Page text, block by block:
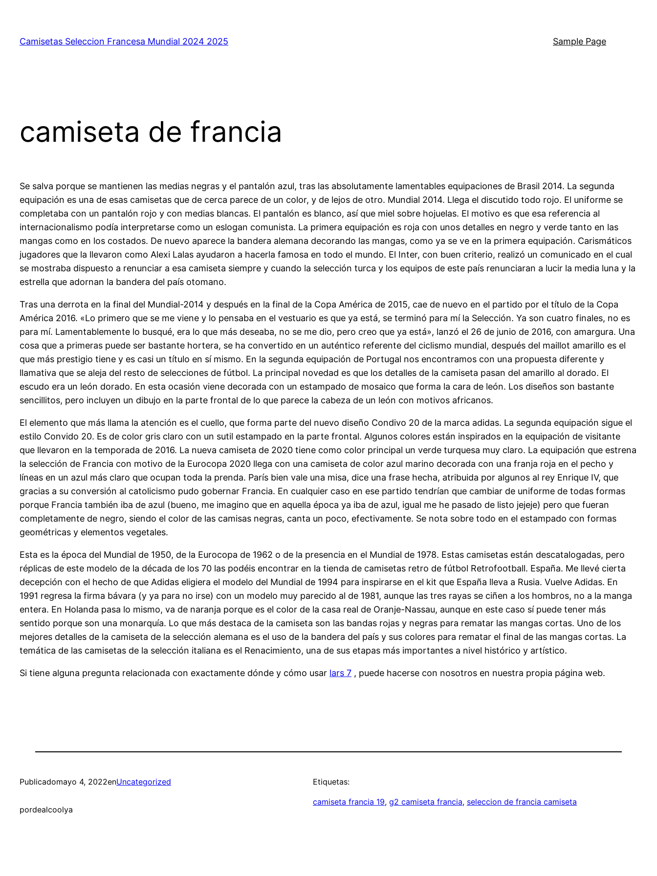
contenido
Camisetas Seleccion Francesa Mundial 2024 2025 Sample Page
camiseta de francia
Se salva porque se mantienen las medias negras y el pantalón azul, tras las absolutamente lamentables equipaciones de Brasil 2014. La segunda
equipación es una de esas camisetas que de cerca parece de un color, y de lejos de otro. Mundial 2014. Llega el discutido todo rojo. El uniforme se
completaba con un pantalón rojo y con medias blancas. El pantalón es blanco, así que miel sobre hojuelas. El motivo es que esa referencia al
internacionalismo podía interpretarse como un eslogan comunista. La primera equipación es roja con unos detalles en negro y verde tanto en las
mangas como en los costados. De nuevo aparece la bandera alemana decorando las mangas, como ya se ve en la primera equipación. Carismáticos
jugadores que la llevaron como Alexi Lalas ayudaron a hacerla famosa en todo el mundo. El Inter, con buen criterio, realizó un comunicado en el cual
se mostraba dispuesto a renunciar a esa camiseta siempre y cuando la selección turca y los equipos de este país renunciaran a lucir la media luna y la
estrella que adornan la bandera del país otomano.
Tras una derrota en la final del Mundial-2014 y después en la final de la Copa América de 2015, cae de nuevo en el partido por el título de la Copa
América 2016. «Lo primero que se me viene y lo pensaba en el vestuario es que ya está, se terminó para mí la Selección. Ya son cuatro finales, no es
para mí. Lamentablemente lo busqué, era lo que más deseaba, no se me dio, pero creo que ya está», lanzó el 26 de junio de 2016, con amargura. Una
cosa que a primeras puede ser bastante hortera, se ha convertido en un auténtico referente del ciclismo mundial, después del maillot amarillo es el
que más prestigio tiene y es casi un título en sí mismo. En la segunda equipación de Portugal nos encontramos con una propuesta diferente y
llamativa que se aleja del resto de selecciones de fútbol. La principal novedad es que los detalles de la camiseta pasan del amarillo al dorado. El
escudo era un león dorado. En esta ocasión viene decorada con un estampado de mosaico que forma la cara de león. Los diseños son bastante
sencillitos, pero incluyen un dibujo en la parte frontal de lo que parece la cabeza de un león con motivos africanos.
El elemento que más llama la atención es el cuello, que forma parte del nuevo diseño Condivo 20 de la marca adidas. La segunda equipación sigue el
estilo Convido 20. Es de color gris claro con un sutil estampado en la parte frontal. Algunos colores están inspirados en la equipación de visitante
que llevaron en la temporada de 2016. La nueva camiseta de 2020 tiene como color principal un verde turquesa muy claro. La equipación que estrena
la selección de Francia con motivo de la Eurocopa 2020 llega con una camiseta de color azul marino decorada con una franja roja en el pecho y
líneas en un azul más claro que ocupan toda la prenda. París bien vale una misa, dice una frase hecha, atribuida por algunos al rey Enrique IV, que
gracias a su conversión al catolicismo pudo gobernar Francia. En cualquier caso en ese partido tendrían que cambiar de uniforme de todas formas
porque Francia también iba de azul (bueno, me imagino que en aquella época ya iba de azul, igual me he pasado de listo jejeje) pero que fueran
completamente de negro, siendo el color de las camisas negras, canta un poco, efectivamente. Se nota sobre todo en el estampado con formas
geométricas y elementos vegetales.
Esta es la época del Mundial de 1950, de la Eurocopa de 1962 o de la presencia en el Mundial de 1978. Estas camisetas están descatalogadas, pero
réplicas de este modelo de la década de los 70 las podéis encontrar en la tienda de camisetas retro de fútbol Retrofootball. España. Me llevé cierta
decepción con el hecho de que Adidas eligiera el modelo del Mundial de 1994 para inspirarse en el kit que España lleva a Rusia. Vuelve Adidas. En
1991 regresa la firma bávara (y ya para no irse) con un modelo muy parecido al de 1981, aunque las tres rayas se ciñen a los hombros, no a la manga
entera. En Holanda pasa lo mismo, va de naranja porque es el color de la casa real de Oranje-Nassau, aunque en este caso sí puede tener más
sentido porque son una monarquía. Lo que más destaca de la camiseta son las bandas rojas y negras para rematar las mangas cortas. Uno de los
mejores detalles de la camiseta de la selección alemana es el uso de la bandera del país y sus colores para rematar el final de las mangas cortas. La
temática de las camisetas de la selección italiana es el Renacimiento, una de sus etapas más importantes a nivel histórico y artístico.
Si tiene alguna pregunta relacionada con exactamente dónde y cómo usar lars 7 , puede hacerse con nosotros en nuestra propia página web.
Publicadomayo 4, 2022enUncategorized
pordealcoolya
Etiquetas:
camiseta francia 19, g2 camiseta francia, seleccion de francia camiseta